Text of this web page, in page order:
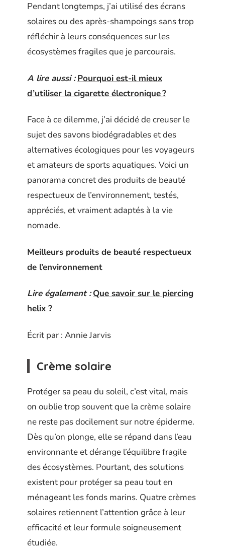
Pendant longtemps, j’ai utilisé des écrans
solaires ou des après-shampoings sans trop
réfléchir à leurs conséquences sur les
écosystèmes fragiles que je parcourais.
A lire aussi : Pourquoi est-il mieux
d’utiliser la cigarette électronique ?
Face à ce dilemme, j’ai décidé de creuser le
sujet des savons biodégradables et des
alternatives écologiques pour les voyageurs
et amateurs de sports aquatiques. Voici un
panorama concret des produits de beauté
respectueux de l’environnement, testés,
appréciés, et vraiment adaptés à la vie
nomade.
Meilleurs produits de beauté respectueux
de l’environnement
Lire également : Que savoir sur le piercing
helix ?
Écrit par : Annie Jarvis
Crème solaire
Protéger sa peau du soleil, c’est vital, mais
on oublie trop souvent que la crème solaire
ne reste pas docilement sur notre épiderme.
Dès qu’on plonge, elle se répand dans l’eau
environnante et dérange l’équilibre fragile
des écosystèmes. Pourtant, des solutions
existent pour protéger sa peau tout en
ménageant les fonds marins. Quatre crèmes
solaires retiennent l’attention grâce à leur
efficacité et leur formule soigneusement
étudiée.